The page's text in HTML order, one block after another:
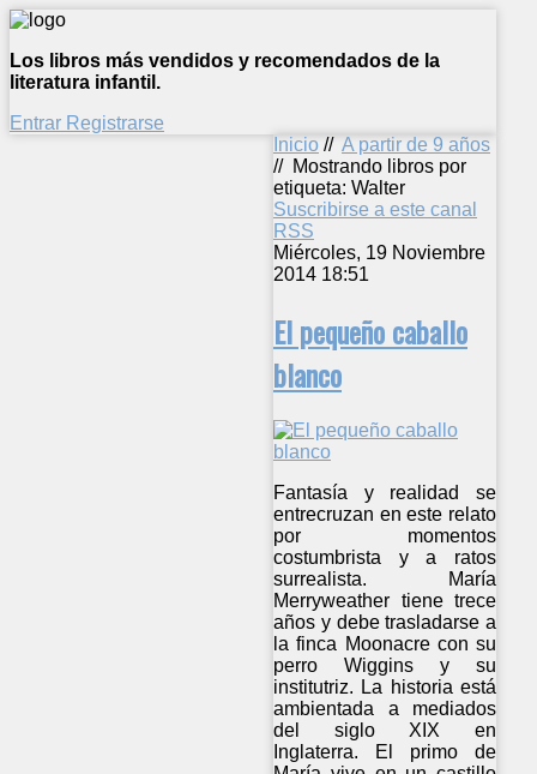
Los libros más vendidos y recomendados de la
literatura infantil.
Entrar Registrarse
Inicio // A partir de 9 años
// Mostrando libros por
etiqueta: Walter
Suscribirse a este canal
RSS
Miércoles, 19 Noviembre
2014 18:51
El pequeño caballo
blanco
Fantasía y realidad se
entrecruzan en este relato
por momentos
costumbrista y a ratos
surrealista. María
Merryweather tiene trece
años y debe trasladarse a
la finca Moonacre con su
perro Wiggins y su
institutriz. La historia está
ambientada a mediados
del siglo XIX en
Inglaterra. El primo de